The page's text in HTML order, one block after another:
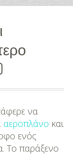
να
αεροπλάνο και
ενός
Το παράξενο